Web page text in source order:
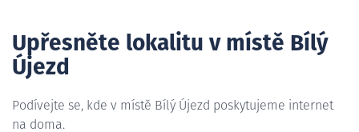
Upřesněte lokalitu v místě Bílý
Újezd
Podívejte se, kde v místě Bílý Újezd poskytujeme internet
na doma.